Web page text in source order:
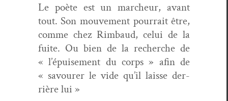
Le poète est un marcheur, avant
tout. Son mou­ve­ment pour­rait être,
comme chez Rim­baud, celui de la
fuite. Ou bien de la recherche de
« l’épuisement du corps » afin de
« savour­er le vide qu’il laisse der­
rière lui »